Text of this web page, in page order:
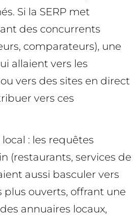
Si la SERP met
des concurrents
comparateurs), une
allaient vers les
vers des sites en direct
vers ces
: les requêtes
(restaurants, services de
aussi basculer vers
plus ouverts, offrant une
annuaires locaux,